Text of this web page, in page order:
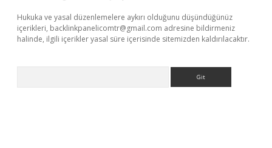
Hukuka ve yasal düzenlemelere aykırı olduğunu düşündüğünüz
içerikleri, backlinkpanelicomtr@gmail.com adresine bildirmeniz
halinde, ilgili içerikler yasal süre içerisinde sitemizden kaldırılacaktır.